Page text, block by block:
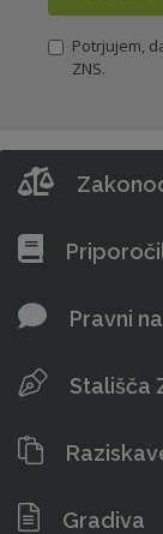
Potrjujem,
ZNS.
Pravni
Stališča
Gradiva